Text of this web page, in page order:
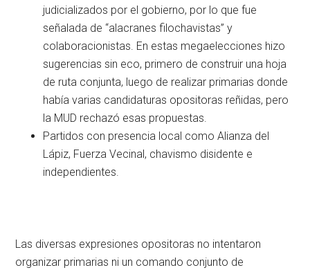
judicializados por el gobierno, por lo que fue
señalada de “alacranes filochavistas” y
colaboracionistas. En estas megaelecciones hizo
sugerencias sin eco, primero de construir una hoja
de ruta conjunta, luego de realizar primarias donde
había varias candidaturas opositoras reñidas, pero
la MUD rechazó esas propuestas.
Partidos con presencia local como Alianza del
Lápiz, Fuerza Vecinal, chavismo disidente e
independientes.
Las diversas expresiones opositoras no intentaron
organizar primarias ni un comando conjunto de